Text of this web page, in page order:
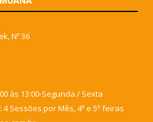
Nº 36
às 13:00-Segunda / Sexta
Sessões por Mês, 4ª e 5ª feiras